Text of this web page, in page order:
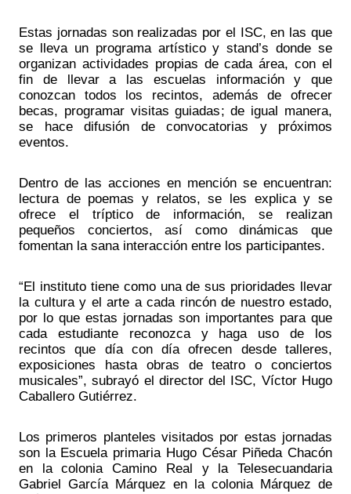
Estas jornadas son realizadas por el ISC, en las que
se lleva un programa artístico y stand’s donde se
organizan actividades propias de cada área, con el
fin de llevar a las escuelas información y que
conozcan todos los recintos, además de ofrecer
becas, programar visitas guiadas; de igual manera,
se hace difusión de convocatorias y próximos
eventos.
Dentro de las acciones en mención se encuentran:
lectura de poemas y relatos, se les explica y se
ofrece el tríptico de información, se realizan
pequeños conciertos, así como dinámicas que
fomentan la sana interacción entre los participantes.
“El instituto tiene como una de sus prioridades llevar
la cultura y el arte a cada rincón de nuestro estado,
por lo que estas jornadas son importantes para que
cada estudiante reconozca y haga uso de los
recintos que día con día ofrecen desde talleres,
exposiciones hasta obras de teatro o conciertos
musicales”, subrayó el director del ISC, Víctor Hugo
Caballero Gutiérrez.
Los primeros planteles visitados por estas jornadas
son la Escuela primaria Hugo César Piñeda Chacón
en la colonia Camino Real y la Telesecuandaria
Gabriel García Márquez en la colonia Márquez de